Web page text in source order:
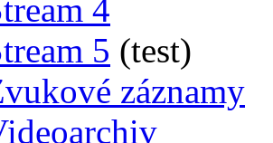
4
5 (test)
záznamy